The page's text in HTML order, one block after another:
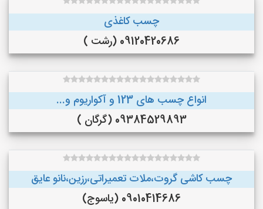
چسب کاغذی
09120420686 (رشت )
انواع چسب های 123 و آکواریوم و...
09384529893 (گرگان )
چسب کاشی گروت،ملات تعمیراتی،رزین،نانو عایق
09010414686 (یاسوج)